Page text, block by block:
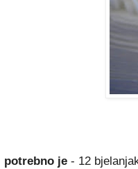
potrebno je - 12